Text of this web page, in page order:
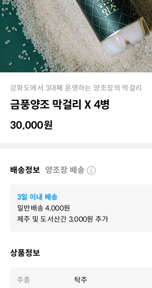
강화도에서 3대째 운영하는 양조장의 막걸리
금풍양조 막걸리 X 4병
30,000원
상품정보
주종
탁주
배송정보 양조장 배송
3일 이내 배송
일반배송4,000원
제주 및 도서산간 3,000원 추가